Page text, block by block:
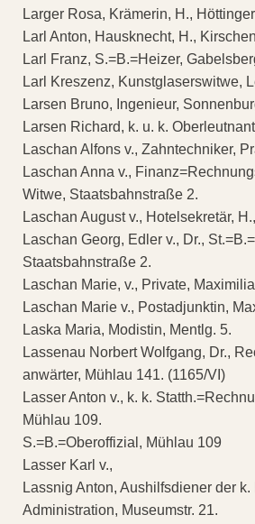
Larger Rosa, Krämerin, H.,
Larl Anton, Hausknecht, H.,
Larl Franz, S.=B.=Heizer,
Larl Kreszenz, Kunstglaserswitwe,
Larsen Bruno, Ingenieur,
Larsen Richard, k. u. k.
Laschan Alfons v., Zahntechniker,
Laschan Anna v.,
Witwe, Staatsbahnstraße 2.
Laschan August v., Hotelsekretär,
Laschan Georg, Edler v., Dr.,
Staatsbahnstraße 2.
Laschan Marie, v., Private,
Laschan Marie v., Postadjunktin,
Laska Maria, Modistin, Mentlg. 5.
Lassenau Norbert Wolfgang, Dr.,
anwärter, Mühlau 141. (1165/VI)
Lasser Anton v., k. k.
Mühlau 109.
S.=B.=Oberoffizial, Mühlau 109
Lasser Karl v.,
Lassnig Anton, Aushilfsdiener der k.
Administration, Museumstr. 21.